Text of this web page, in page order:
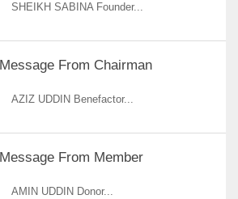
SHEIKH SABINA Founder...
Message From Chairman
AZIZ UDDIN Benefactor...
Message From Member
AMIN UDDIN Donor...